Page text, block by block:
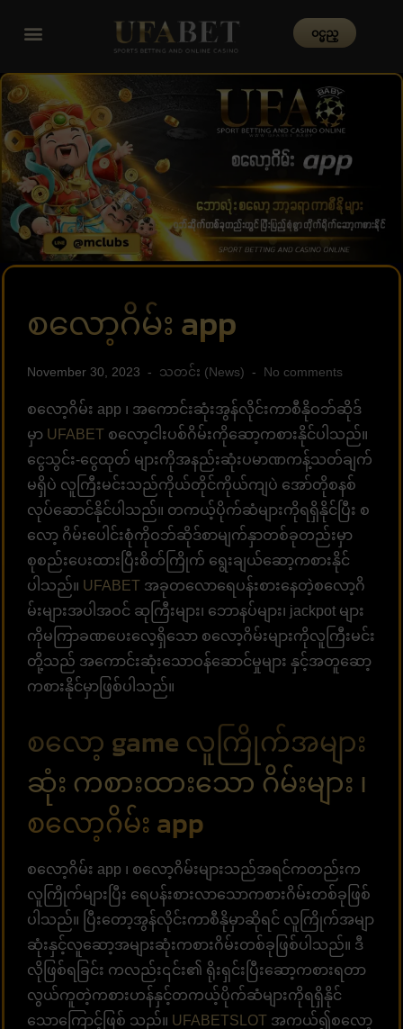
၀င္မည္
စလော့ဂိမ်း app
November 30, 2023 သတင်း (News) No comments
စလော့ဂိမ်း app ၊ အကောင်းဆုံးအွန်လိုင်းကာစီနိုဝဘ်ဆိုဒ်
မှာ UFABET စလော့ငါးပစ်ဂိမ်းကိုဆော့ကစားနိုင်ပါသည်။
ငွေသွင်း-ငွေထုတ် များကိုအနည်းဆုံးပမာဏကန့်သတ်ချက်
မရှိပဲ လူကြီးမင်းသည်ကိုယ်တိုင်ကိုယ်ကျပဲ အော်တိုစနစ်
လုပ်ဆောင်နိုင်ပါသည်။ တကယ့်ပိုက်ဆံများကိုရရှိနိုင်ပြီး စ
လော့ ဂိမ်းပေါင်းစုံကိုဝဘ်ဆိုဒ်စာမျက်နှာတစ်ခုတည်းမှာ
စုစည်းပေးထားပြီးစိတ်ကြိုက် ရွေးချယ်ဆော့ကစားနိုင်
ပါသည်။ UFABET အခုတလောရေပန်းစားနေတဲ့စလော့ဂိ
မ်းများအပါအဝင် ဆုကြီးများ၊ ဘောနပ်များ၊ jackpot များ
ကိုမကြာခဏပေးလေ့ရှိသော စလော့ဂိမ်းများကိုလူကြီးမင်း
တို့သည် အကောင်းဆုံးသောဝန်ဆောင်မှုများ နှင့်အတူဆော့
ကစားနိုင်မှာဖြစ်ပါသည်။
စလော့ game လူကြိုက်အများ
ဆုံး ကစားထားသော ဂိမ်းများ ၊
စလော့ဂိမ်း app
စလော့ဂိမ်း app ၊ စလော့ဂိမ်းများသည်အရင်ကတည်းက
လူကြိုက်များပြီး ရေပန်းစားလာသောကစားဂိမ်းတစ်ခုဖြစ်
ပါသည်။ ပြီးတော့အွန်လိုင်းကာစီနိုမှာဆိုရင် လူကြိုက်အမျာ
ဆုံးနှင့်လူဆော့အများဆုံးကစားဂိမ်းတစ်ခုဖြစ်ပါသည်။ ဒီ
လိုဖြစ်ရခြင်း ကလည်း၎င်း၏ ရိုးရှင်းပြီးဆော့ကစားရတာ
လွယ်ကူတဲ့ကစားဟန်နှင့်တကယ့်ပိုက်ဆံများကိုရရှိနိုင်
သောကြောင့်ဖြစ် သည်။ UFABETSLOT အကယ်၍စလော့